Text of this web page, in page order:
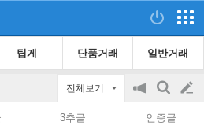
팁게 단품거래 일반거래
전체보기
공
검
색
글
3추글 인증글